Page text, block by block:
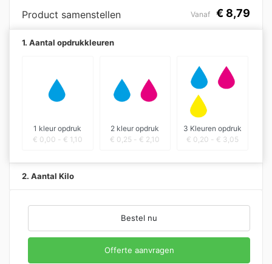
Product samenstellen Vanaf € 8,79
1. Aantal opdrukkleuren
1 kleur opdruk
€ 0,00 - € 1,10
2 kleur opdruk
€ 0,25 - € 2,10
3 Kleuren opdruk
€ 0,20 - € 3,05
2. Aantal Kilo
Bestel nu
Offerte aanvragen